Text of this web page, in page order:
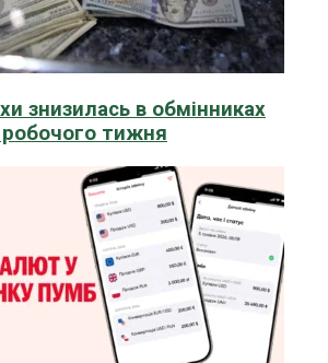
знизилась в обмінниках
робочого тижня